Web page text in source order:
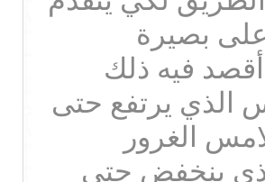
على بصيرة
أقصد فيه ذلك
الذي يرتفع حتى
الغرور
ينخفض حتى